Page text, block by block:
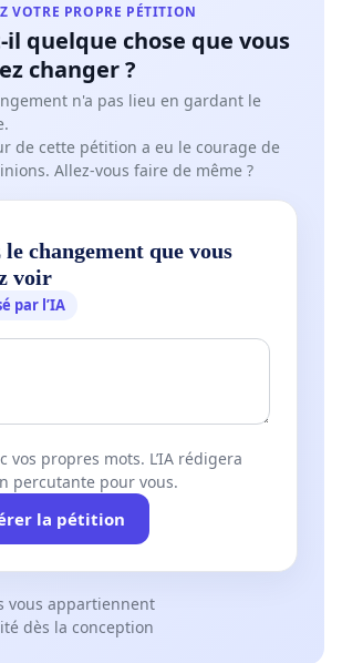
de l’Homme – Lille
Migrations
Lieux de l’Exil
VOTRE PROPRE PÉTITION
il quelque chose que vous
changer ?
n'a pas lieu en gardant le
de cette pétition a eu le courage de
Allez-vous faire de même ?
changement que vous
voir
par l’IA
vos propres mots. L’IA rédigera
percutante pour vous.
la pétition
vous appartiennent
dès la conception